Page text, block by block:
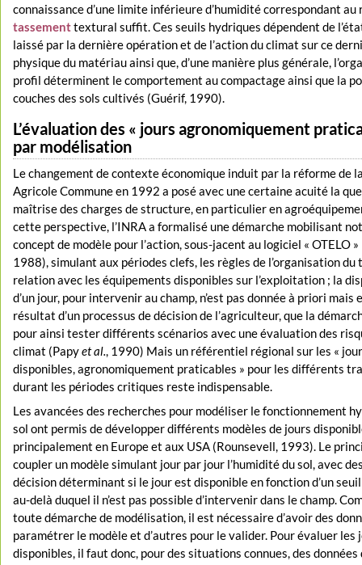
connaissance d’une limite inférieure d’humidité correspondant au
tassementtextural suffit. Ces seuils hydriques dépendent de
laissé par la dernière opération et de l’action du climat sur ce
physique du matériau ainsi que, d’une manière plus générale,
profil déterminent le comportement au compactage ainsi que la
couches des sols cultivés (Guérif, 1990).
L’évaluation des « jours agronomiquement
par modélisation
Le changement de contexte économique induit par la réforme de
Agricole Commune en 1992 a posé avec une certaine acuité la
maîtrise des charges de structure, en particulier en
cette perspective, l’INRA a formalisé une démarche mobilisant
concept de modèle pour l’action, sous-jacent au logiciel « OTELO
1988), simulant aux périodes clefs, les règles de l’organisation du
relation avec les équipements disponibles sur l’exploitation ; la
d’un jour, pour intervenir au champ, n’est pas donnée à priori mais
résultat d’un processus de décision de l’agriculteur, que la
pour ainsi tester différents scénarios avec une évaluation des
climat (Papyet al., 1990) Mais un référentiel régional sur les «
disponibles, agronomiquement praticables » pour les différents
durant les périodes critiques reste indispensable.
Les avancées des recherches pour modéliser le fonctionnement
sol ont permis de développer différents modèles de jours
principalement en Europe et aux USA (Rounsevell, 1993). Le
coupler un modèle simulant jour par jour l’humidité du sol, avec
décision déterminant si le jour est disponible en fonction d’un
au-delà duquel il n’est pas possible d’intervenir dans le champ.
toute démarche de modélisation, il est nécessaire d’avoir des
paramétrer le modèle et d’autres pour le valider. Pour évaluer les
disponibles, il faut donc, pour des situations connues, des données